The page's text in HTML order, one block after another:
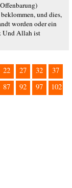
und dies,
worden oder ein
Und Allah ist
22 27 32
37
87 92 97
102